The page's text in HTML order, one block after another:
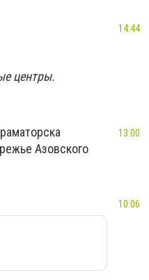
центры.
Азовского
14:44
13:00
10:06